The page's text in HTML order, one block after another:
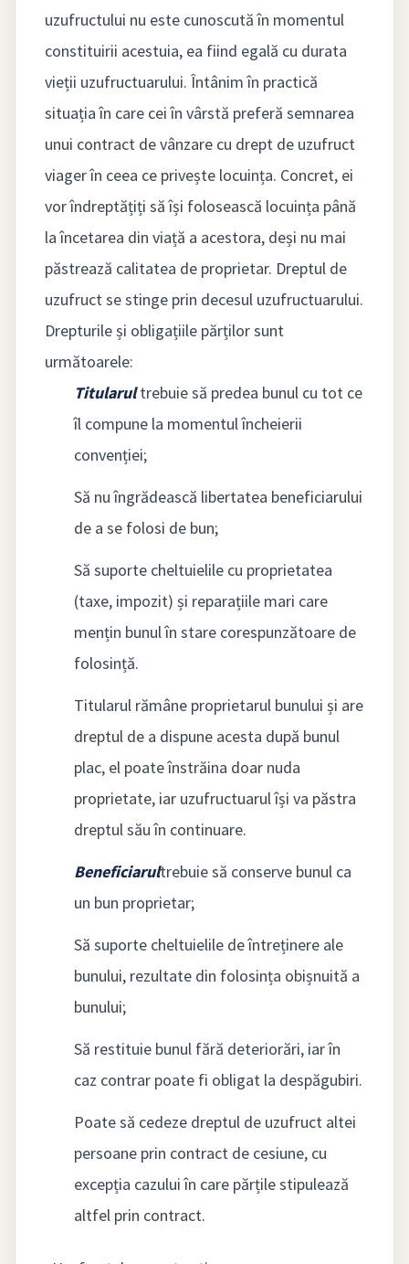
uzufructului nu este cunoscută în momentul
constituirii acestuia, ea fiind egală cu durata
vieții uzufructuarului. Întânim în practică
situația în care cei în vârstă preferă semnarea
unui contract de vânzare cu drept de uzufruct
viager în ceea ce privește locuința. Concret, ei
vor îndreptățiți să își folosească locuința până
la încetarea din viață a acestora, deși nu mai
păstrează calitatea de proprietar. Dreptul de
uzufruct se stinge prin decesul uzufructuarului.
Drepturile și obligațiile părților sunt
următoarele:
Titularultrebuie să predea bunul cu tot ce
îl compune la momentul încheierii
convenției;
Să nu îngrădească libertatea beneficiarului
de a se folosi de bun;
Să suporte cheltuielile cu proprietatea
(taxe, impozit) și reparațiile mari care
mențin bunul în stare corespunzătoare de
folosință.
Titularul rămâne proprietarul bunului și are
dreptul de a dispune acesta după bunul
plac, el poate înstrăina doar nuda
proprietate, iar uzufructuarul își va păstra
dreptul său în continuare.
Beneficiarultrebuie să conserve bunul ca
un bun proprietar;
Să suporte cheltuielile de întreținere ale
bunului, rezultate din folosința obișnuită a
bunului;
Să restituie bunul fără deteriorări, iar în
caz contrar poate fi obligat la despăgubiri.
Poate să cedeze dreptul de uzufruct altei
persoane prin contract de cesiune, cu
excepția cazului în care părțile stipulează
altfel prin contract.